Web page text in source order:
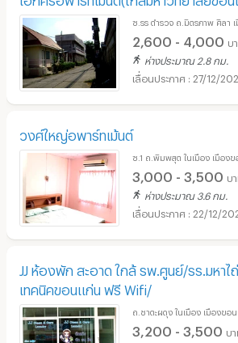
ซ.รร ตำรวจ ถ.มิตรภาพ ศิลา
2,600 - 4,000 บ
ห่างประมาณ 2.8 กม.
27/12/
วงศ์ใหญ่อพาร์ทเม้นต์
ซ.1 ถ.พิมพสุต ในเมือง เมือง
3,000 - 3,500 บ
ห่างประมาณ 3.6 กม.
22/12/
JJ ห้องพัก สะอาด ใกล้ รพ.ศูนย์/รร.มหาไ
เทคนิคขอนแก่น ฟรี Wifi/
ถ.ชาตะผดุง ในเมือง เมืองข
3,200 - 3,500 บ